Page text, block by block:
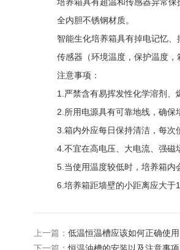
全内胆不锈钢材质。
智能生化培养箱具有掉电记忆、
传感器（环境温度，保护温度，
注意事项：
1.严禁含有易挥发性化学溶剂、爆
2.所用电源具有可靠地线，确保培
3.箱内外应每日保持清洁，每次使
4.不宜在高电压、大电流、强磁场
5.当使用温度较低时，培养箱内会
6.培养箱距墙壁的小距离应大于
上一篇： 低温恒温槽应该如何正确使